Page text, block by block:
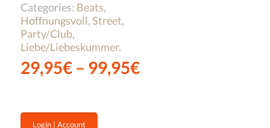
Categories: Beats,
Hoffnungsvoll,Street,
Party/Club,
Liebe/Liebeskummer.
29,95€– 99,95€
Login | Account